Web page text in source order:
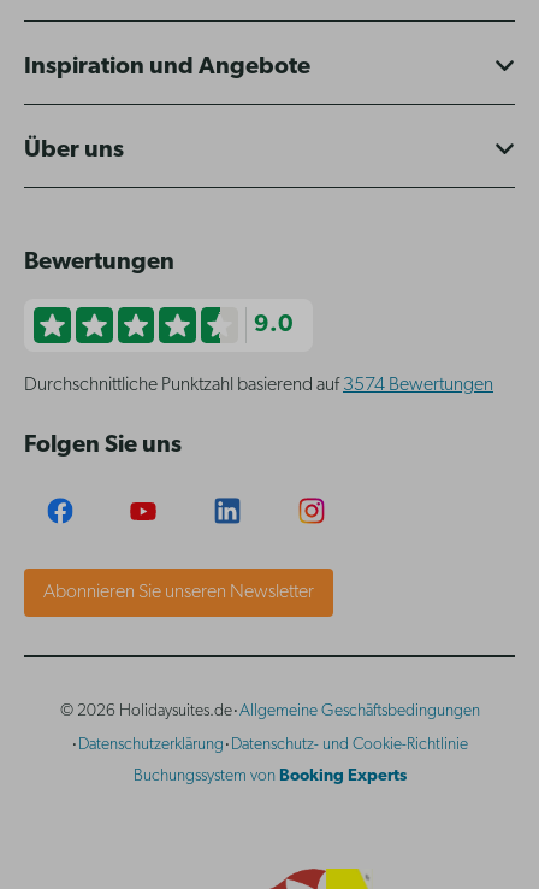
Inspiration und Angebote
Über uns
Bewertungen
9.0
Durchschnittliche Punktzahl basierend auf 3574 Bewertungen
Folgen Sie uns
Abonnieren Sie unseren Newsletter
© 2026 Holidaysuites.de·Allgemeine Geschäftsbedingungen
· Datenschutzerklärung · Datenschutz- und Cookie-Richtlinie
Buchungssystem von Booking Experts